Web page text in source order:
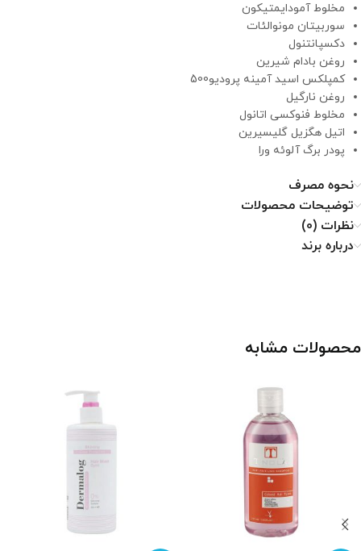
مخلوط آمودایمتیکون
سوربیتان مونوالئات
دکسپانتنول
روغن بادام شیرین
کمپلکس اسید آمینه پرودیو500
روغن نارگیل
مخلوط فنوکسی اتانول
اتیل هگزیل گلیسیرین
پودر برگ آلوئه ورا
نحوه مصرف
توضیحات محصولات
نظرات (0)
درباره برند
محصولات مشابه